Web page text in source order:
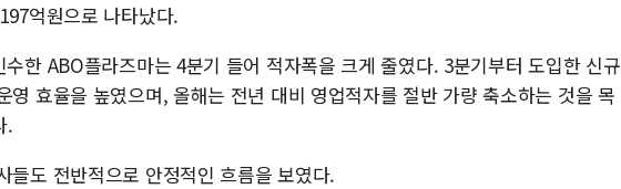
억원으로 나타났다.
한 ABO플라즈마는 4분기 들어 적자폭을 크게 줄였다. 3분기부터 도입한 신규
영 효율을 높였으며, 올해는 전년 대비 영업적자를 절반 가량 축소하는 것을 목
.
들도 전반적으로 안정적인 흐름을 보였다.